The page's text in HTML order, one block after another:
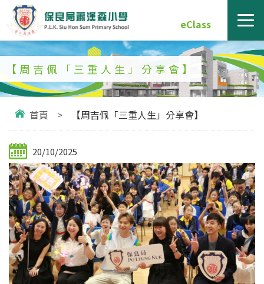
eClass
【周吉佩「三重人生」分享會】
首頁 > 【周吉佩「三重人生」分享會】
20/10/2025